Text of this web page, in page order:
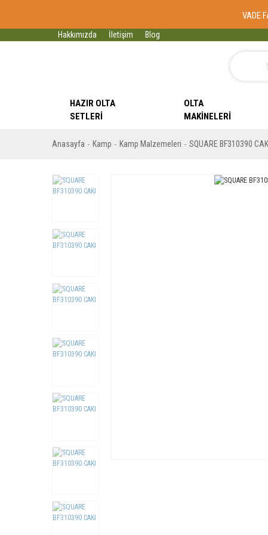
VADE
Hakkımızda İletişim Blog
HAZIR OLTA
SETLERI
OLTA
MAKINELERI
Anasayfa Kamp Kamp Malzemeleri SQUARE BF310390 CAKI